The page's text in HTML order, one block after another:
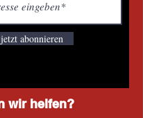
jetzt abonnieren
wir helfen?